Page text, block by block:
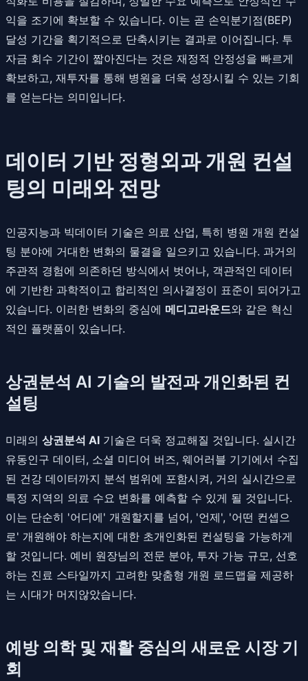
익을 조기에 확보할 수 있습니다. 이는 곧 손익분기점(BEP)
달성 기간을 획기적으로 단축시키는 결과로 이어집니다. 투
자금 회수 기간이 짧아진다는 것은 재정적 안정성을 빠르게
확보하고, 재투자를 통해 병원을 더욱 성장시킬 수 있는 기회
를 얻는다는 의미입니다.
데이터 기반 정형외과 개원 컨설
팅의 미래와 전망
인공지능과 빅데이터 기술은 의료 산업, 특히 병원 개원 컨설
팅 분야에 거대한 변화의 물결을 일으키고 있습니다. 과거의
주관적 경험에 의존하던 방식에서 벗어나, 객관적인 데이터
에 기반한 과학적이고 합리적인 의사결정이 표준이 되어가고
있습니다. 이러한 변화의 중심에 메디고라운드와 같은 혁신
적인 플랫폼이 있습니다.
상권분석 AI 기술의 발전과 개인화된 컨
설팅
미래의 상권분석 AI 기술은 더욱 정교해질 것입니다. 실시간
유동인구 데이터, 소셜 미디어 버즈, 웨어러블 기기에서 수집
된 건강 데이터까지 분석 범위에 포함시켜, 거의 실시간으로
특정 지역의 의료 수요 변화를 예측할 수 있게 될 것입니다.
이는 단순히 '어디에' 개원할지를 넘어, '언제', '어떤 컨셉으
로' 개원해야 하는지에 대한 초개인화된 컨설팅을 가능하게
할 것입니다. 예비 원장님의 전문 분야, 투자 가능 규모, 선호
하는 진료 스타일까지 고려한 맞춤형 개원 로드맵을 제공하
는 시대가 머지않았습니다.
예방 의학 및 재활 중심의 새로운 시장 기
회